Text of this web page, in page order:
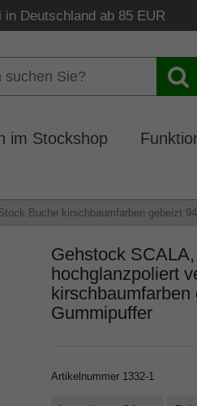
Deutschland ab 85 EUR
im Stockshop
Buche kirschbaumfarben gebeizt
Gehstock
hochglanzpoliert
Gummipuffer
Artikelnummer 1332-1